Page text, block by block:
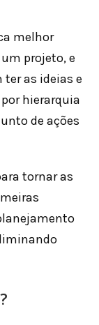
melhor
projeto, e
as ideias e
hierarquia
de ações
tornar as